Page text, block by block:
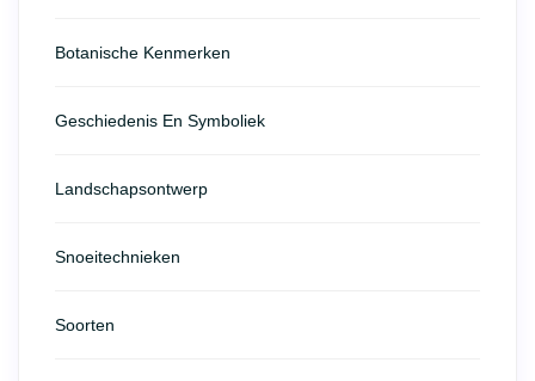
Botanische Kenmerken
Geschiedenis En Symboliek
Landschapsontwerp
Snoeitechnieken
Soorten